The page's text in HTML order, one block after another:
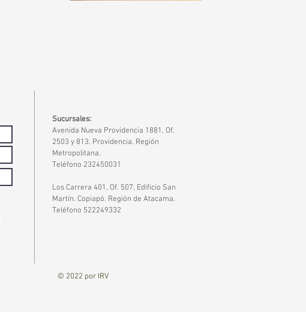
Sucursales:
Avenida Nueva Providencia 1881, Of.
2503 y 813. Providencia. Región
Metropolitana.
Teléfono 232450031
Los Carrera 401, Of. 507, Edificio San
Martín. Copiapó. Región de Atacama.
Teléfono 522249332
© 2022 por IRV